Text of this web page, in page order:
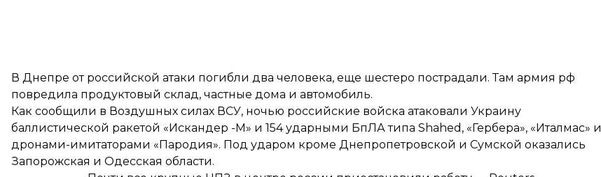
В Днепре от российской атаки погибли два человека, еще шестеро пострадали. Там армия рф
повредила продуктовый склад, частные дома и автомобиль.
Как сообщили в Воздушных силах ВСУ, ночью российские войска атаковали Украину
баллистической ракетой «Искандер -М» и 154 ударными БпЛА типа Shahed, «Гербера», «Италмас» и
дронами-имитаторами «Пародия». Под ударом кроме Днепропетровской и Сумской оказались
Запорожская и Одесская области.